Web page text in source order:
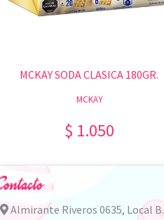
MCKAY SODA CLASICA 180GR.
MCKAY
$ 1.050
Almirante Riveros 0635, Local B.